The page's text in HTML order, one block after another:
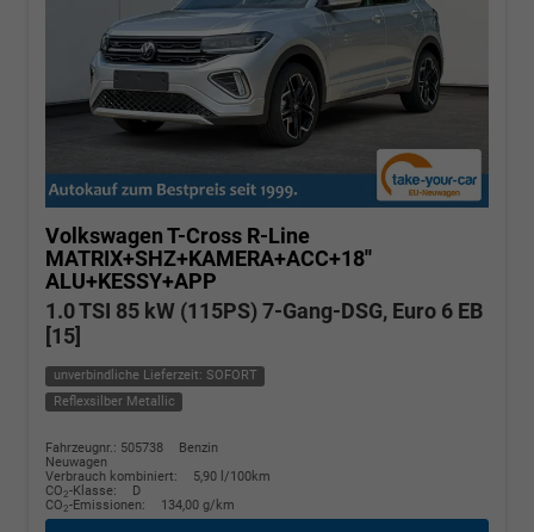
Volkswagen T-Cross R-Line
MATRIX+SHZ+KAMERA+ACC+18''
ALU+KESSY+APP
1.0 TSI 85 kW (115PS) 7-Gang-DSG, Euro 6 EB
[15]
unverbindliche Lieferzeit: SOFORT
Reflexsilber Metallic
Fahrzeugnr.: 505738
Benzin
Neuwagen
Verbrauch kombiniert:
5,90 l/100km
CO2-Klasse:
D
CO2-Emissionen: 134,00 g/km